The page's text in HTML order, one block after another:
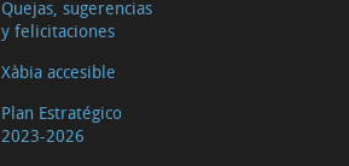
Quejas, sugerencias
y felicitaciones
Xàbia accesible
Plan Estratégico
2023-2026